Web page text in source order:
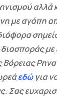
αλλά
με αγάπη
με
Βόρειας
εδώγια
Σας